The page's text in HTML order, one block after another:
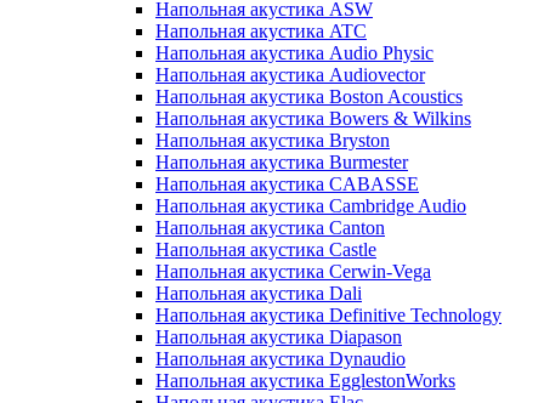
Напольная акустика ASW
Напольная акустика ATC
Напольная акустика Audio Physic
Напольная акустика Audiovector
Напольная акустика Boston Acoustics
Напольная акустика Bowers & Wilkins
Напольная акустика Bryston
Напольная акустика Burmester
Напольная акустика CABASSE
Напольная акустика Cambridge Audio
Напольная акустика Canton
Напольная акустика Castle
Напольная акустика Cerwin-Vega
Напольная акустика Dali
Напольная акустика Definitive Technology
Напольная акустика Diapason
Напольная акустика Dynaudio
Напольная акустика EgglestonWorks